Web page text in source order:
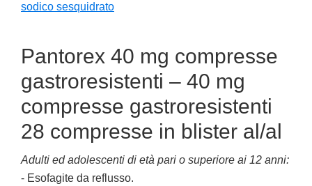
sodico sesquidrato
Pantorex 40 mg compresse
gastroresistenti – 40 mg
compresse gastroresistenti
28 compresse in blister al/al
Adulti ed adolescenti di età pari o superiore ai 12 anni:
- Esofagite da reflusso.